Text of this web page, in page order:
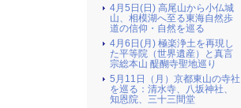
4月5日(日) 高尾山から小仏城
山、相模湖へ至る東海自然歩
道の信仰・自然を巡る
4月6日(月) 極楽浄土を再現し
た平等院（世界遺産）と真言
宗総本山 醍醐寺聖地巡り
5月11日（月）京都東山の寺社
を巡る：清水寺、八坂神社、
知恩院、三十三間堂